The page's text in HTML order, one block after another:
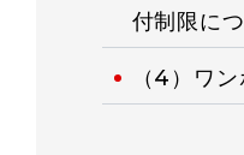
付制限に
（4）ワ